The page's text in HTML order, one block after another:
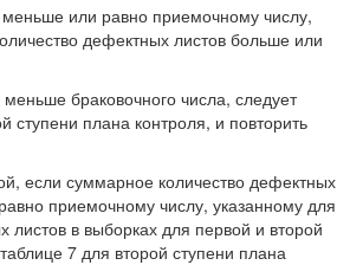
или равно приемочному числу,
дефектных листов больше или
браковочного числа, следует
ступени плана контроля, и повторить
если суммарное количество дефектных
приемочному числу, указанному для
листов в выборках для первой и второй
7 для второй ступени плана